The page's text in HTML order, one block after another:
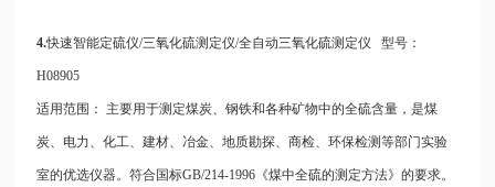
4.快速智能定硫仪/三氧化硫测定仪/全自动三氧化硫测定仪 型号：
H08905
适用范围： 主要用于测定煤炭、钢铁和各种矿物中的全硫含量，是煤
炭、电力、化工、建材、冶金、地质勘探、商检、环保检测等部门实验
室的优选仪器。符合国标GB/214-1996《煤中全硫的测定方法》的要求。